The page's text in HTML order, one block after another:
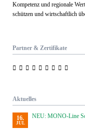
Kom­petenz und regionale
schützen und wirtschaftlich
Partner & Zertifikate
Aktuelles
16.
JUL
NEU: MONO-Line